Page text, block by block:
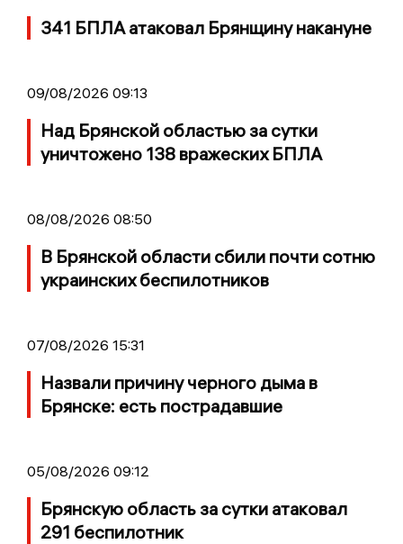
341 БПЛА атаковал Брянщину накануне
09/08/2026 09:13
Над Брянской областью за сутки
уничтожено 138 вражеских БПЛА
08/08/2026 08:50
В Брянской области сбили почти сотню
украинских беспилотников
07/08/2026 15:31
Назвали причину черного дыма в
Брянске: есть пострадавшие
05/08/2026 09:12
Брянскую область за сутки атаковал
291 беспилотник